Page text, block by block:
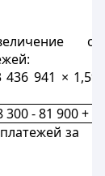
436 941 ×
300 - 81 900 +
за